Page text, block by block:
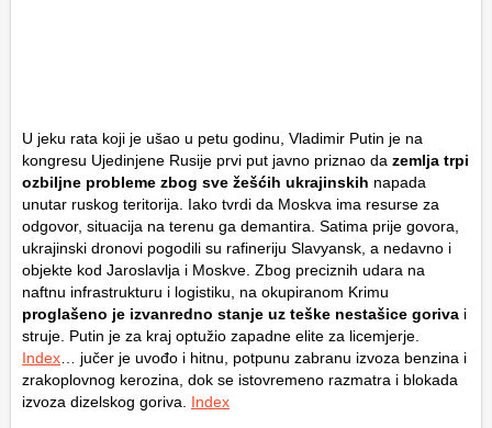
U jeku rata koji je ušao u petu godinu, Vladimir Putin je na
kongresu Ujedinjene Rusije prvi put javno priznao da zemlja trpi
ozbiljne probleme zbog sve žešćih ukrajinskih napada
unutar ruskog teritorija. Iako tvrdi da Moskva ima resurse za
odgovor, situacija na terenu ga demantira. Satima prije govora,
ukrajinski dronovi pogodili su rafineriju Slavyansk, a nedavno i
objekte kod Jaroslavlja i Moskve. Zbog preciznih udara na
naftnu infrastrukturu i logistiku, na okupiranom Krimu
proglašeno je izvanredno stanje uz teške nestašice goriva i
struje. Putin je za kraj optužio zapadne elite za licemjerje.
Index … jučer je uvođo i hitnu, potpunu zabranu izvoza benzina i
zrakoplovnog kerozina, dok se istovremeno razmatra i blokada
izvoza dizelskog goriva. Index